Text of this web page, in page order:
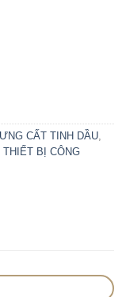
CẤT TINH DẦU,
THIẾT BỊ CÔNG